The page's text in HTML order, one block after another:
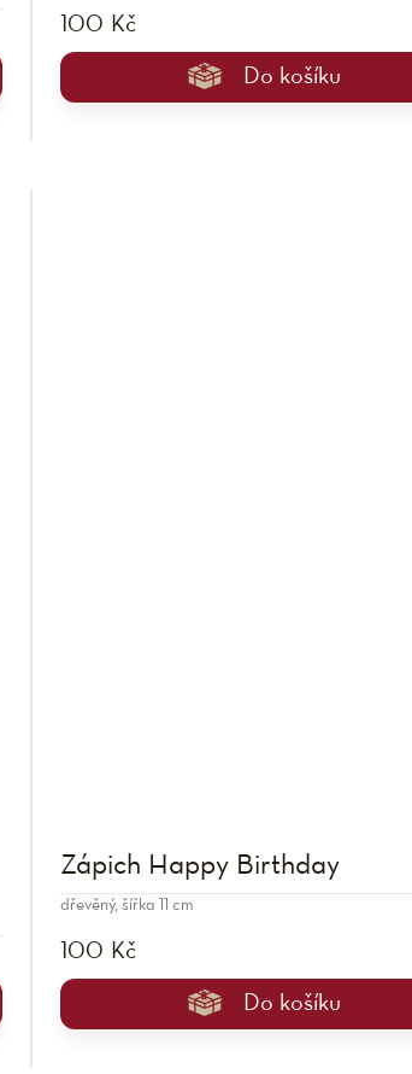
100 Kč
Do košíku
Zápich Happy Birthday
100 Kč
Do košíku
dřevěný, šířka 11 cm